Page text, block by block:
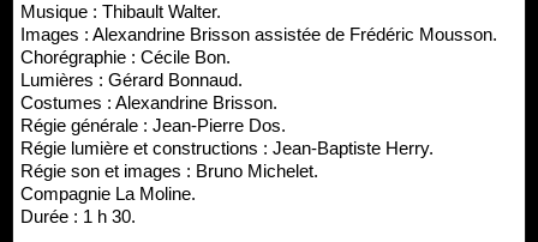
Musique : Thibault Walter.
Images : Alexandrine Brisson assistée de Frédéric Mousson.
Chorégraphie : Cécile Bon.
Lumières : Gérard Bonnaud.
Costumes : Alexandrine Brisson.
Régie générale : Jean-Pierre Dos.
Régie lumière et constructions : Jean-Baptiste Herry.
Régie son et images : Bruno Michelet.
Compagnie La Moline.
Durée : 1 h 30.